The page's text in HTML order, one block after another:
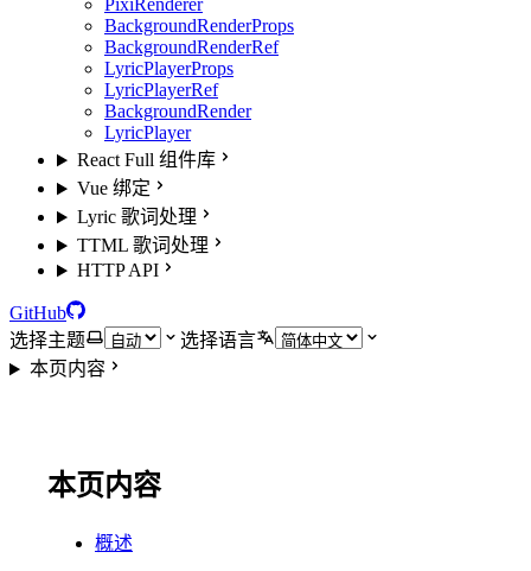
PixiRenderer
BackgroundRenderProps
BackgroundRenderRef
LyricPlayerProps
LyricPlayerRef
BackgroundRender
LyricPlayer
React Full 组件库
Vue 绑定
Lyric 歌词处理
TTML 歌词处理
HTTP API
GitHub
选择主题
选择语言
本页内容
本页内容
概述